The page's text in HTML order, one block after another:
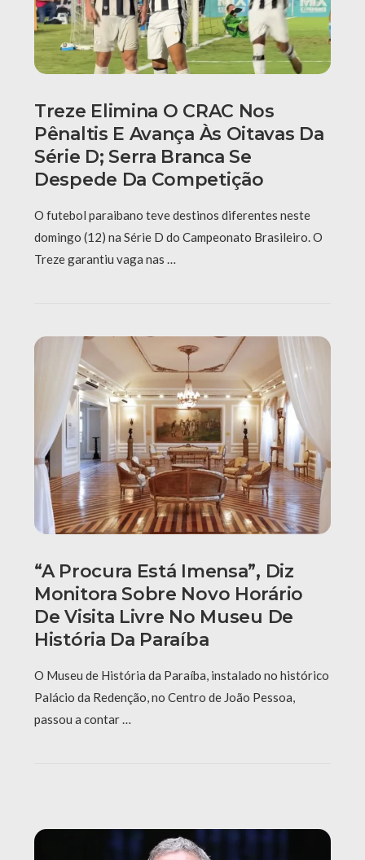
Treze Elimina O CRAC Nos
Pênaltis E Avança Às Oitavas Da
Série D; Serra Branca Se
Despede Da Competição
O futebol paraibano teve destinos diferentes neste
domingo (12) na Série D do Campeonato Brasileiro. O
Treze garantiu vaga nas …
“A Procura Está Imensa”, Diz
Monitora Sobre Novo Horário
De Visita Livre No Museu De
História Da Paraíba
O Museu de História da Paraíba, instalado no histórico
Palácio da Redenção, no Centro de João Pessoa,
passou a contar …